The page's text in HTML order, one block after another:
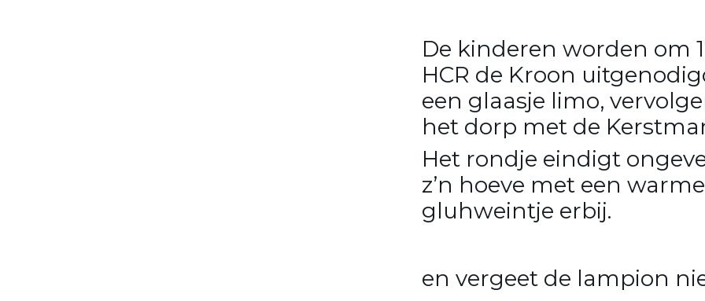
De kinderen worden om
HCR de Kroon
een glaasje limo,
het dorp met de
Het rondje eindigt
z’n hoeve met een
gluhweintje erbij.
en vergeet de lampion